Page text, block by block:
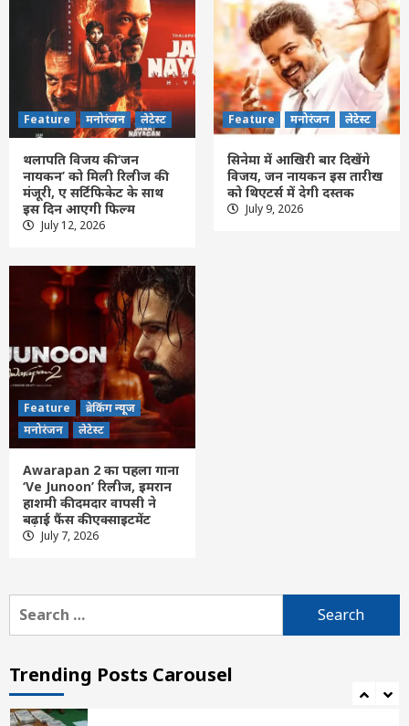
Feature मनोरंजन लेटेस्ट
थलापति विजय की ‘जन
नायकन’ को मिली रिलीज की
मंजूरी, ए सर्टिफिकेट के साथ
इस दिन आएगी फिल्म
July 12, 2026
Feature मनोरंजन लेटेस्ट
सिनेमा में आखिरी बार दिखेंगे
विजय, जन नायकन इस तारीख
को थिएटर्स में देगी दस्तक
July 9, 2026
Feature
ब्रेकिंग न्यूज
मनोरंजन
लेटेस्ट
Awarapan 2 का पहला गाना
‘Ve Junoon’ रिलीज, इमरान
हाशमी की दमदार वापसी ने
बढ़ाई फैंस की एक्साइटमेंट
July 7, 2026
Search
for:
Trending Posts Carousel
Feature
4
Feature दिल्ली लेटेस्ट
बदलती दुनिया में नई चुनौतियों को अवसर में बदलें
युवा: प्रधानमंत्री मोदी
5
Feature दिल्ली
आत्मनिर्भर चिकित्सा-तकनीक से वैश्विक भागीदार
बन रहा भारत : पीएम मोदी
Feature
7
Feature दिल्ली लेटेस्ट
की मूर्ति, मुलाकात को बताया यादगार